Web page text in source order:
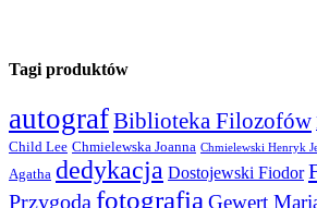
Tagi produktów
autografBiblioteka Filozofów
Child Lee Chmielewska Joanna Chmielewski Henryk
Agatha dedykacja Dostojewski Fiodor
Przygoda fotografia Gewert